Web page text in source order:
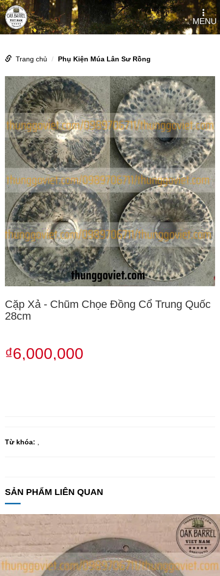
MENU
Trang chủ Phụ Kiện Múa Lân Sư Rồng
Cặp Xả - Chũm Chọe Đồng Cổ Trung Quốc
28cm
₫6,000,000
Từ khóa:
SẢN PHẨM LIÊN QUAN